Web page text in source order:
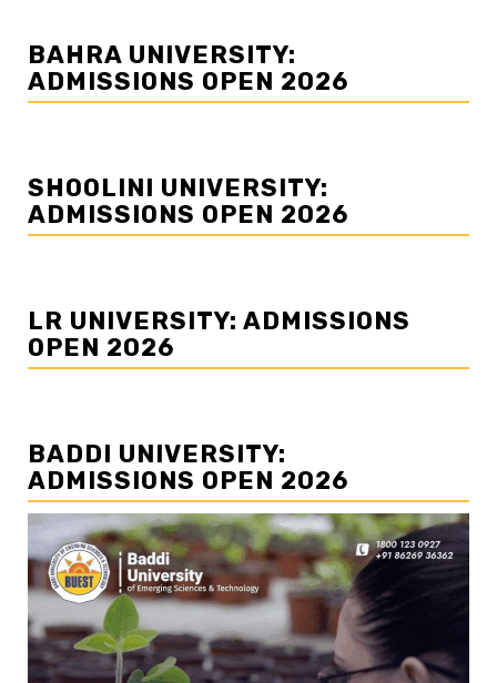
BAHRA UNIVERSITY:
ADMISSIONS OPEN 2026
SHOOLINI UNIVERSITY:
ADMISSIONS OPEN 2026
LR UNIVERSITY: ADMISSIONS
OPEN 2026
BADDI UNIVERSITY:
ADMISSIONS OPEN 2026